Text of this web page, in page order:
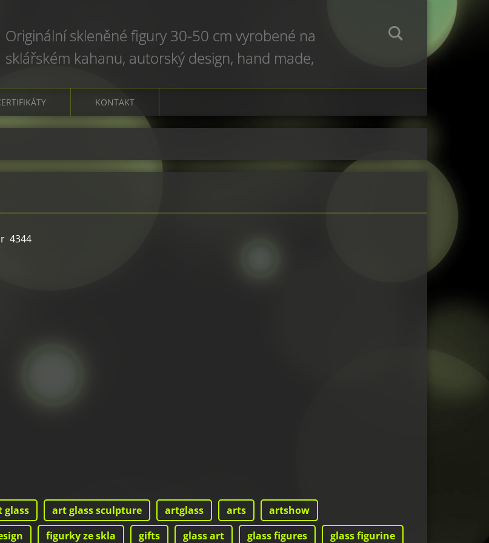
Originální skleněné figury 30-50 cm vyrobené na
sklářském kahanu, autorský design, hand made,
KONTAKT
4344
glass art glass sculpture artglass arts
artshow
figurky ze skla gifts glass art glass figures glass figurine